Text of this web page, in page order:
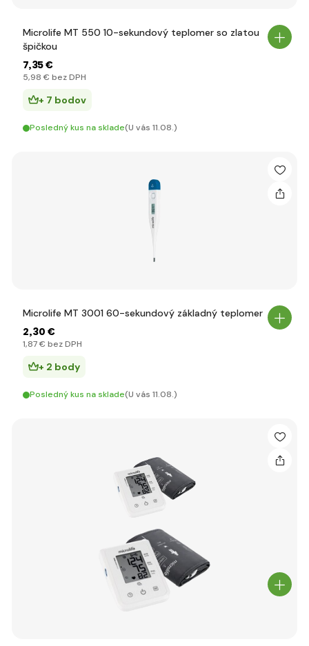
Microlife MT 550 10-sekundový teplomer so zlatou
špičkou
7,35 €
5,98 € bez DPH
+ 7 bodov
Posledný kus na sklade(U vás 11.08.)
Microlife MT 3001 60-sekundový základný teplomer
2,30 €
1,87 € bez DPH
+ 2 body
Posledný kus na sklade(U vás 11.08.)